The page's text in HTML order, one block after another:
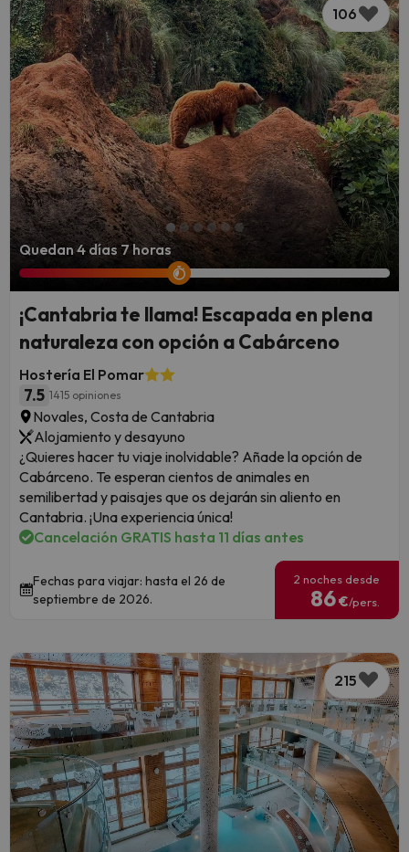
106
Quedan 4 días 7 horas
¡Cantabria te llama! Escapada en plena
naturaleza con opción a Cabárceno
Hostería El Pomar
7.5 1415 opiniones
Novales, Costa de Cantabria
Alojamiento y desayuno
¿Quieres hacer tu viaje inolvidable? Añade la opción de
Cabárceno. Te esperan cientos de animales en
semilibertad y paisajes que os dejarán sin aliento en
Cantabria. ¡Una experiencia única!
Cancelación GRATIS hasta 11 días antes
Fechas para viajar: hasta el 26 de
septiembre de 2026.
2 noches desde
86€/pers.
215